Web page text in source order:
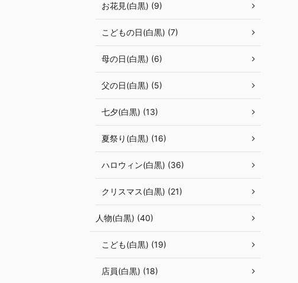
お花見(白黒) (9)
こどもの日(白黒) (7)
母の日(白黒) (6)
父の日(白黒) (5)
七夕(白黒) (13)
夏祭り(白黒) (16)
ハロウィン(白黒) (36)
クリスマス(白黒) (21)
人物(白黒) (40)
こども(白黒) (19)
店員(白黒) (18)